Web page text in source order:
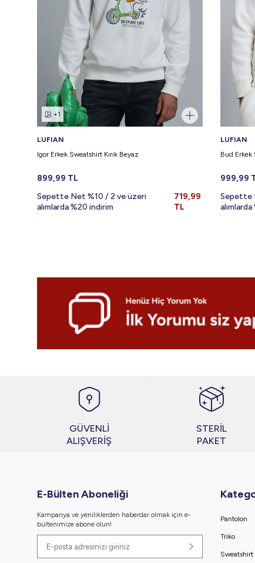
+1
LUFIAN
Igor Erkek Sweatshirt Kırık Beyaz
899,99 TL
Sepette Net %10 / 2 ve üzeri
alımlarda %20 indirim
719,99
TL
LUFIAN
Bud Erkek
999,99
Sepette
GÜVENLİ
ALIŞVERİŞ
STERİL
PAKET
E-Bülten Aboneliği
Kampanya ve yeniliklerden haberdar olmak için e-
bültenimize abone olun!
Pantolon
Triko
Sweatshirt